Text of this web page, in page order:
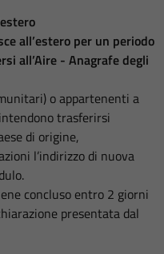
all’estero per un periodo
all’Aire - Anagrafe degli
o appartenenti a
trasferirsi
di origine,
l’indirizzo di nuova
concluso entro 2 giorni
presentata dal